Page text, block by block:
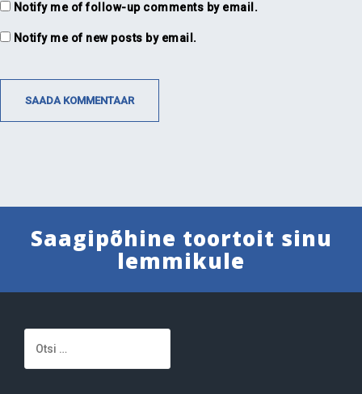
Notify me of follow-up comments by email.
Notify me of new posts by email.
Saagipõhine toortoit sinu
lemmikule